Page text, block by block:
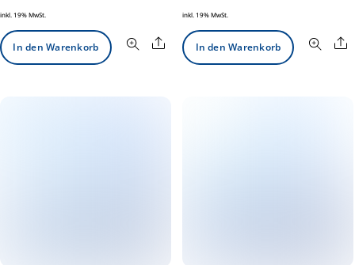
inkl. 19% MwSt.
In den Warenkorb Share
inkl. 19% MwSt.
In den Warenkorb